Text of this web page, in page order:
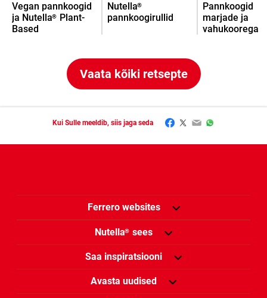
Vegan pannkoogid
ja Nutella®
Plant-
Based
Nutella®
pannkoogirullid
Pannkoogid
marjade ja
vahukoorega
Vaata kõiki retsepte
Kui Sulle meeldib, siis jaga seda Facebook
Twitter
EmailWhatsApp
Ferrero websites
Nutella® sees
Saa inspiratsiooni
Avasta uudised